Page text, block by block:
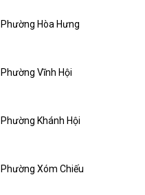
Hòa Hưng
Vĩnh Hội
Khánh Hội
Xóm Chiếu